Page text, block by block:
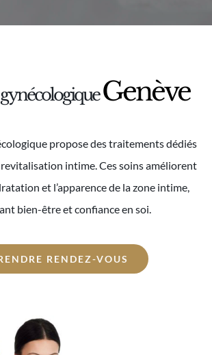
Genève
propose des traitements dédiés
intime. Ces soins améliorent
et l’apparence de la zone intime,
bien-être et confiance en soi.
RENDEZ-VOUS